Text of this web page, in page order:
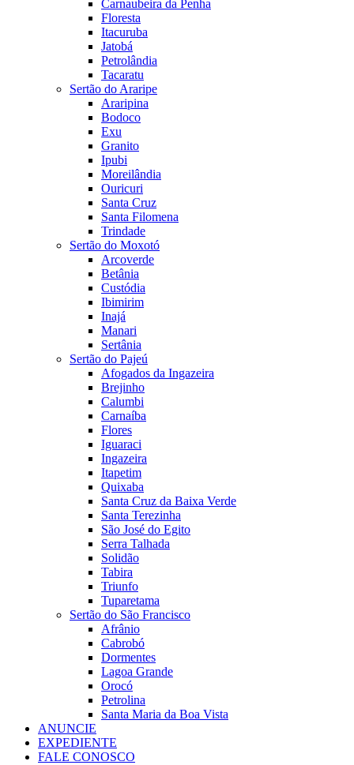
Carnaubeira da Penha
Floresta
Itacuruba
Jatobá
Petrolândia
Tacaratu
Sertão do Araripe
Araripina
Bodoco
Exu
Granito
Ipubi
Moreilândia
Ouricuri
Santa Cruz
Santa Filomena
Trindade
Sertão do Moxotó
Arcoverde
Betânia
Custódia
Ibimirim
Inajá
Manari
Sertânia
Sertão do Pajeú
Afogados da Ingazeira
Brejinho
Calumbi
Carnaíba
Flores
Iguaraci
Ingazeira
Itapetim
Quixaba
Santa Cruz da Baixa Verde
Santa Terezinha
São José do Egito
Serra Talhada
Solidão
Tabira
Triunfo
Tuparetama
Sertão do São Francisco
Afrânio
Cabrobó
Dormentes
Lagoa Grande
Orocó
Petrolina
Santa Maria da Boa Vista
ANUNCIE
EXPEDIENTE
FALE CONOSCO